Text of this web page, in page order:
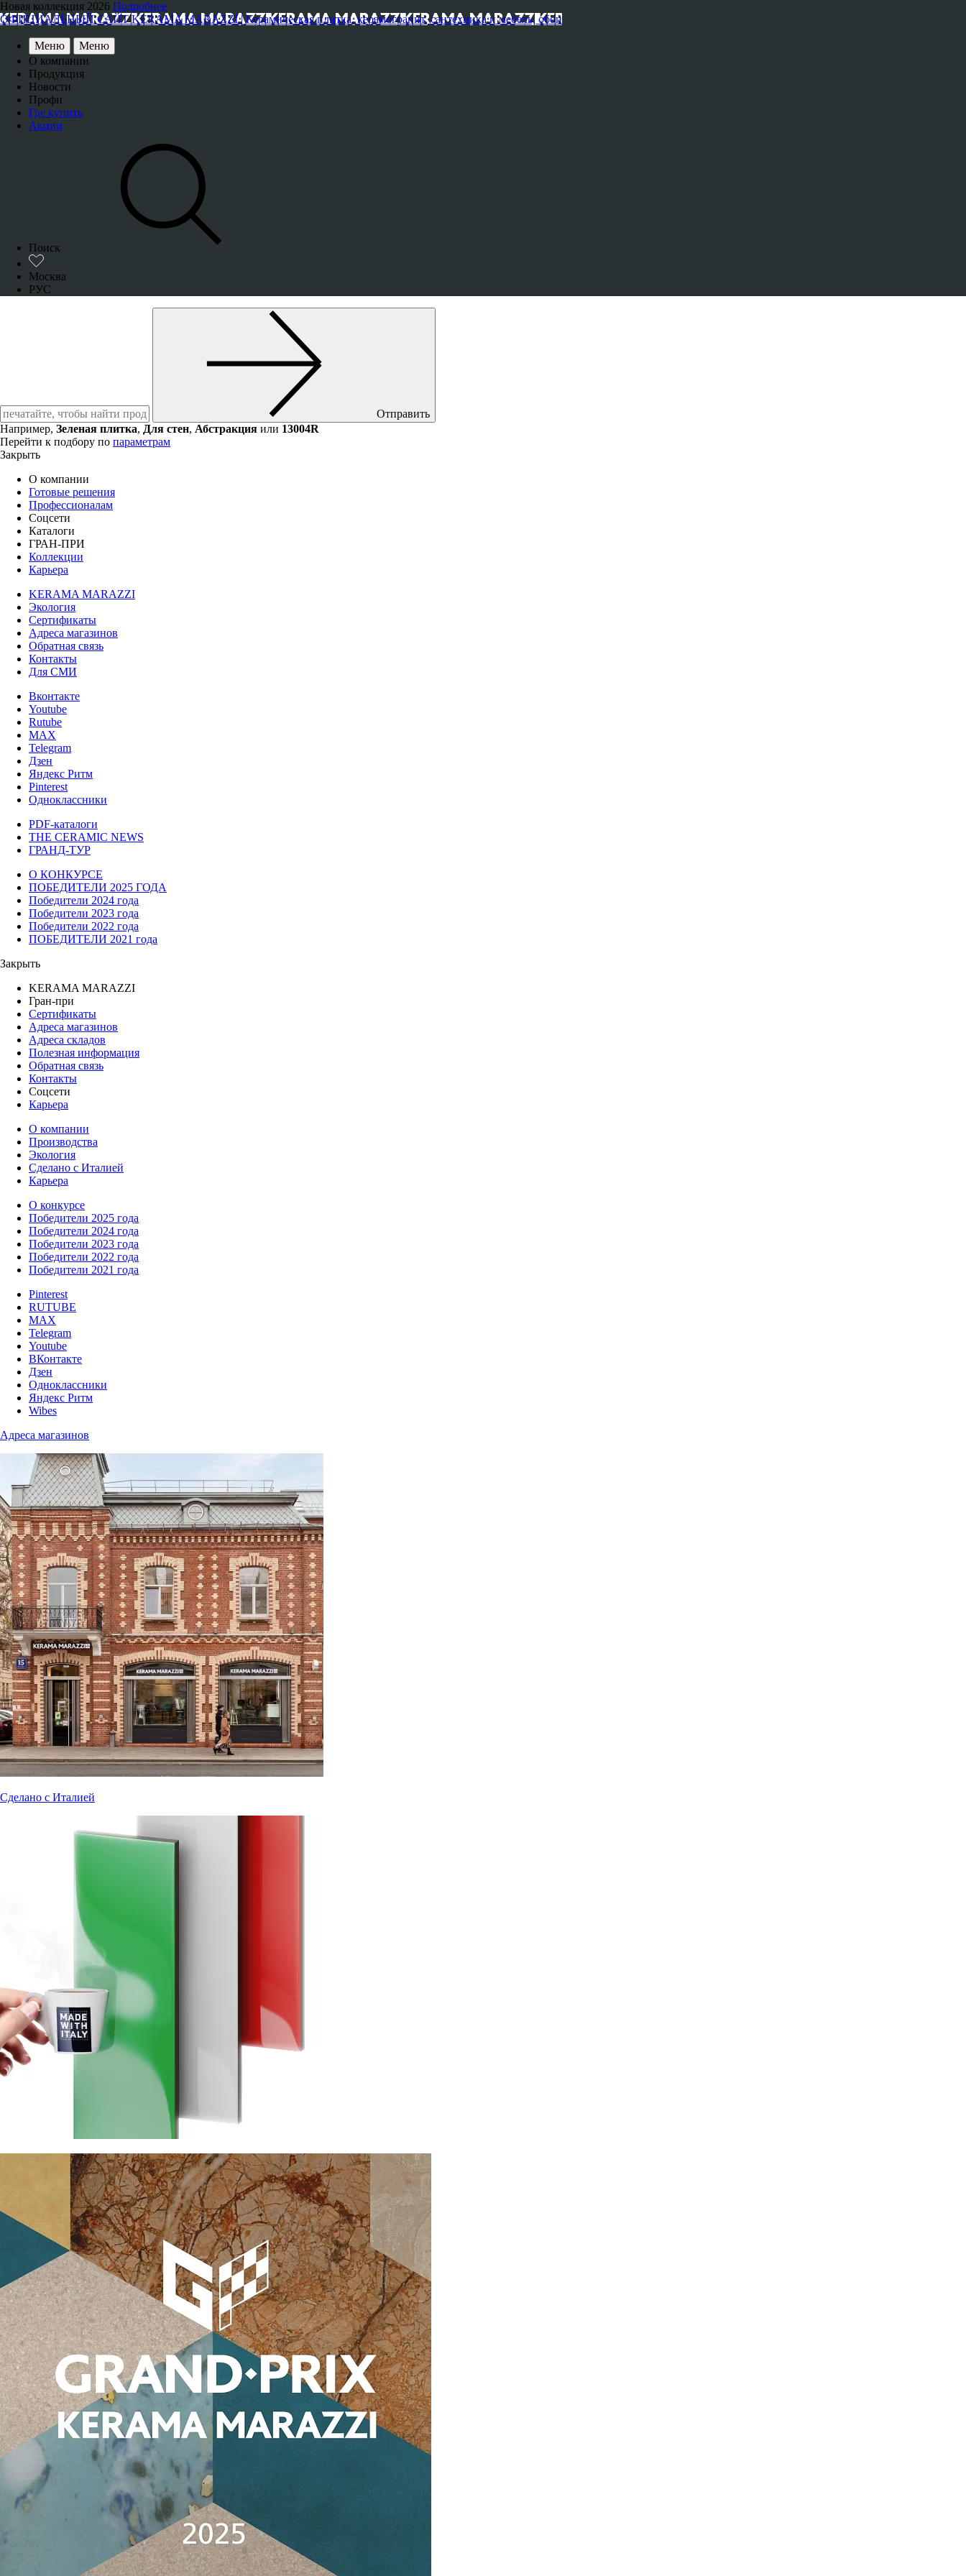
Новая коллекция 2026 Подробнее
ОФИЦИАЛЬНЫЙ САЙТ KERAMA MARAZZI | Керамическая плитка, керамогранит, сантехника и мебель, обои
Меню
Меню
О компании
Продукция
Новости
Профи
Где купить
Акции
Поиск
Москва
РУС
Отправить
Например, Зеленая плитка, Для стен, Абстракция или 13004R
Перейти к подбору по параметрам
Закрыть
О компании
Готовые решения
Профессионалам
Соцсети
Каталоги
ГРАН-ПРИ
Коллекции
Карьера
KERAMA MARAZZI
Экология
Сертификаты
Адреса магазинов
Обратная связь
Контакты
Для СМИ
Вконтакте
Youtube
Rutube
MAX
Telegram
Дзен
Яндекс Ритм
Pinterest
Одноклассники
PDF-каталоги
THE CERAMIC NEWS
ГРАНД-ТУР
О КОНКУРСЕ
ПОБЕДИТЕЛИ 2025 ГОДА
Победители 2024 года
Победители 2023 года
Победители 2022 года
ПОБЕДИТЕЛИ 2021 года
Закрыть
KERAMA MARAZZI
Гран-при
Сертификаты
Адреса магазинов
Адреса складов
Полезная информация
Обратная связь
Контакты
Соцсети
Карьера
О компании
Производства
Экология
Сделано с Италией
Карьера
О конкурсе
Победители 2025 года
Победители 2024 года
Победители 2023 года
Победители 2022 года
Победители 2021 года
Pinterest
RUTUBE
MAX
Telegram
Youtube
ВКонтакте
Дзен
Одноклассники
Яндекс Ритм
Wibes
Адреса магазинов
Сделано с Италией